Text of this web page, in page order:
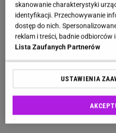
skanowanie charakterystyki
identyfikacji. Przechowywanie
dostęp do nich.
reklam i treści, badnie odbiorców
Lista Zaufanych Partnerów
USTAWIENIA